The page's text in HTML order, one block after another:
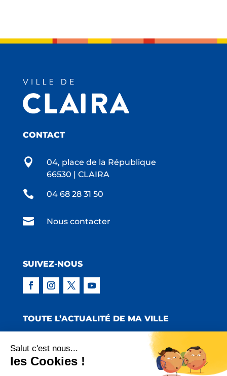
CONTACT

04, place de la République
66530 | CLAIRA
 04 68 28 31 50
 Nous contacter
SUIVEZ-NOUS
TOUTE L’ACTUALITÉ DE MA VILLE
Salut c'est nous...
les Cookies !